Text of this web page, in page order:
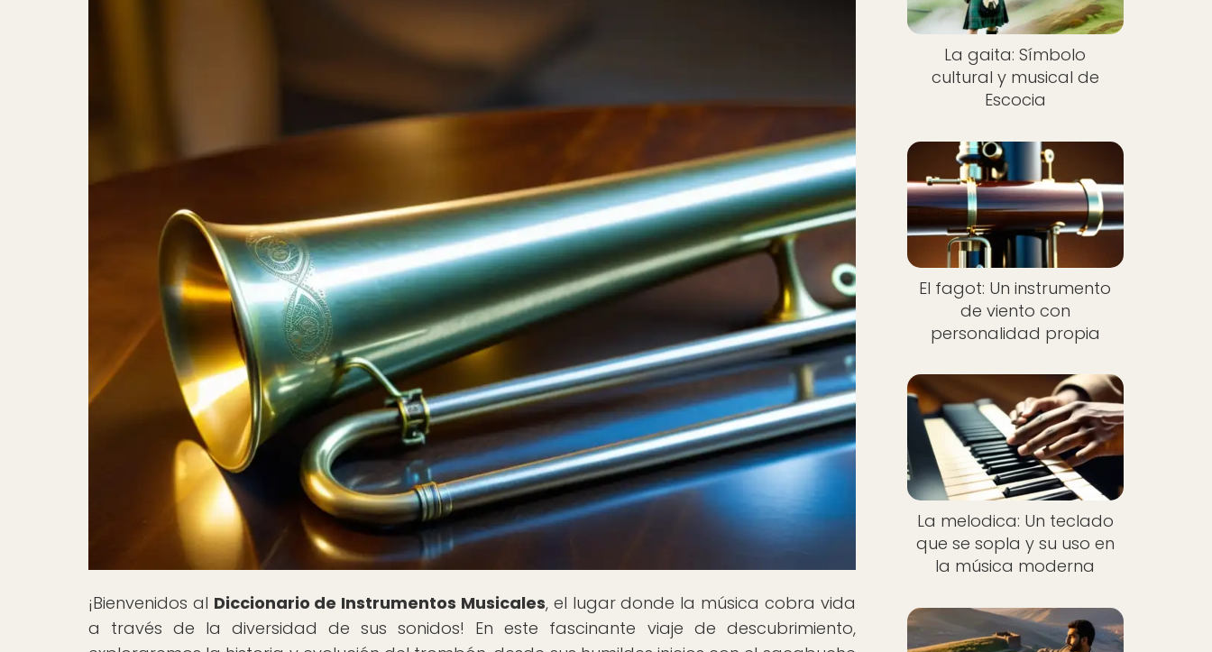
¡Bienvenidos al Diccionario de Instrumentos Musicales, el lugar donde la música cobra vida
a través de la diversidad de sus sonidos! En este fascinante viaje de descubrimiento,
La gaita: Símbolo
cultural y musical de
Escocia
El fagot: Un instrumento
de viento con
personalidad propia
La melodica: Un teclado
que se sopla y su uso en
la música moderna